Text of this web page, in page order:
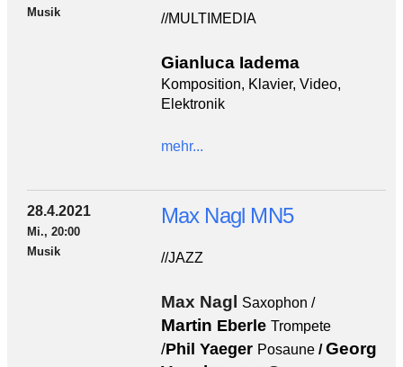
Musik
//MULTIMEDIA
Gianluca Iadema
Komposition, Klavier, Video,
Elektronik
mehr...
28.4.2021
Mi., 20:00
Musik
Max Nagl MN5
//JAZZ
Max Nagl Saxophon /
Martin Eberle Trompete
/Phil Yaeger Posaune/Georg